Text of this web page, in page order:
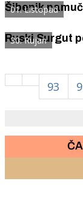
01. Listopad
Šibenik
30. Rujan
93